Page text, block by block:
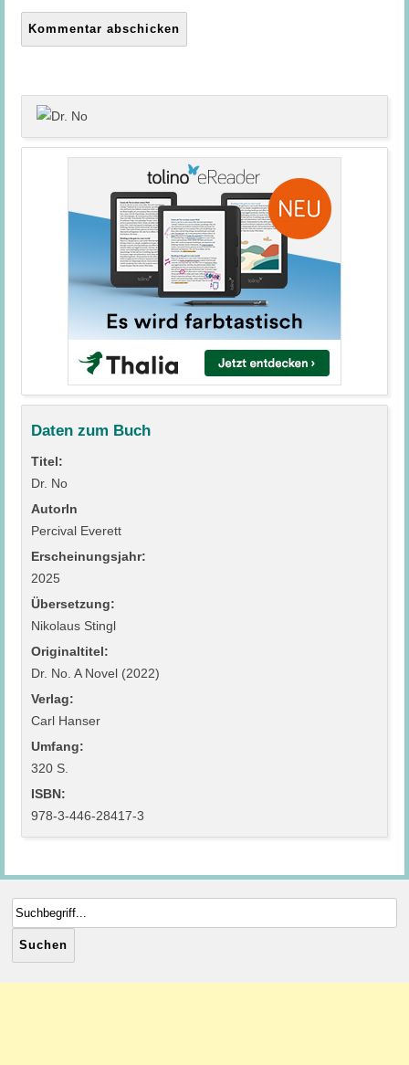
Daten zum Buch
Titel:
Dr. No
AutorIn
Percival Everett
Erscheinungsjahr:
2025
Übersetzung:
Nikolaus Stingl
Originaltitel:
Dr. No. A Novel (2022)
Verlag:
Carl Hanser
Umfang:
320 S.
ISBN:
978-3-446-28417-3